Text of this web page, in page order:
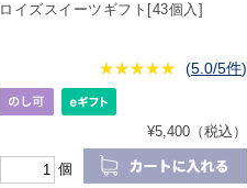
ロイズスイーツギフト[43個入]
★★★★★
★★★★★ (5.0/5件)
¥5,400（税込）
個